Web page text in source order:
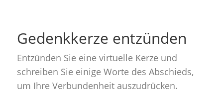
Gedenkkerze entzünden
Entzünden Sie eine virtuelle Kerze und
schreiben Sie einige Worte des Abschieds,
um Ihre Verbundenheit auszudrücken.